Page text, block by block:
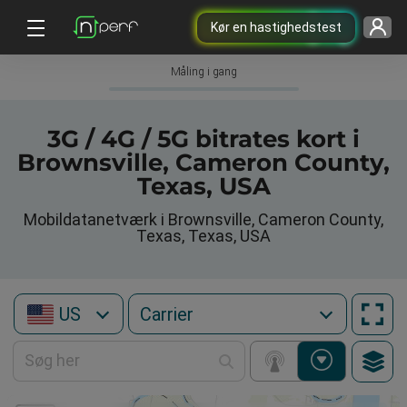
Kør en hastighedstest
Måling i gang
3G / 4G / 5G bitrates kort i
Brownsville, Cameron County,
Texas, USA
Mobildatanetværk i Brownsville, Cameron County,
Texas, Texas, USA
US